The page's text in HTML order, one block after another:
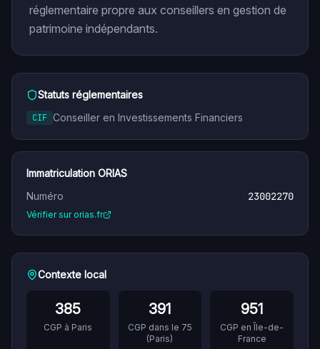
réglementaire propre aux conseillers en gestion de
patrimoine indépendants.
Statuts réglementaires
CIF Conseiller en Investissements Financiers
Immatriculation ORIAS
Numéro
23002270
Vérifier sur orias.fr
Contexte local
385
CGP à Paris
391
CGP dans le 75
(Paris)
951
CGP en Île-de-
France